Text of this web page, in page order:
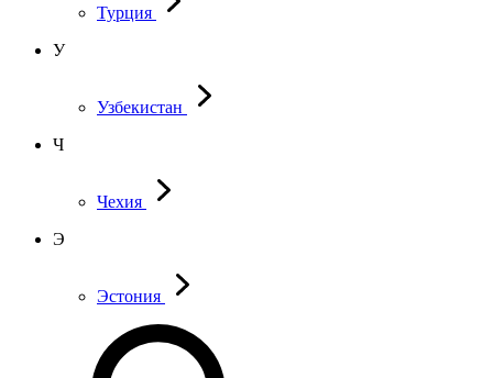
Турция
У
Узбекистан
Ч
Чехия
Э
Эстония